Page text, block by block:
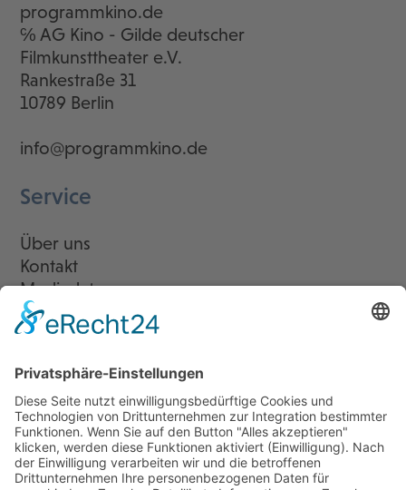
programmkino.de
℅ AG Kino - Gilde deutscher
Filmkunsttheater e.V.
Rankestraße 31
10789 Berlin
info@programmkino.de
Service
Über uns
Kontakt
Mediadaten
Newsletter
LogIn
Legal
Impressum
Datenschutzerklärung
Cookie-Einstellungen